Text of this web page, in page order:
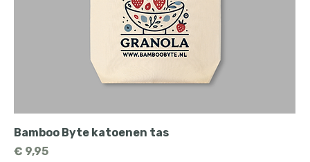
Bamboo Byte katoenen tas
Prijs
€ 9,95